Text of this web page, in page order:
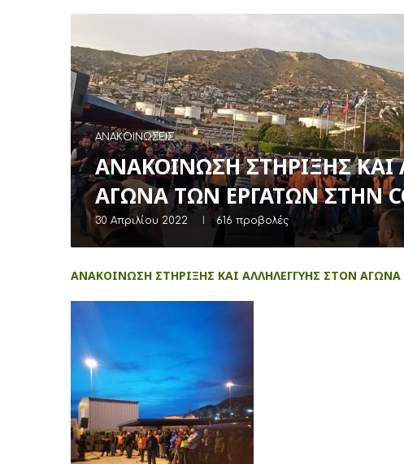
ΑΝΑΚΟΙΝΏΣΕΙΣ
ΑΝΑΚΟΙΝΩΣΗ ΣΤΗΡΙΞΗΣ
ΑΓΩΝΑ ΤΩΝ ΕΡΓΑΤΩΝ ΣΤΗΝ
30 Απριλίου 2022 616 προβολές
ΑΝΑΚΟΙΝΩΣΗ ΣΤΗΡΙΞΗΣ KAΙ ΑΛΛΗΛΕΓΓΥΗΣ ΣΤΟΝ ΑΓΩΝΑ